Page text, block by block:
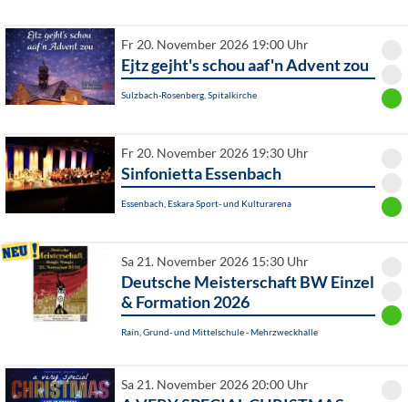
Fr 20. November 2026 19:00 Uhr
Ejtz gejht's schou aaf'n Advent zou
Sulzbach-Rosenberg, Spitalkirche
Fr 20. November 2026 19:30 Uhr
Sinfonietta Essenbach
Essenbach, Eskara Sport- und Kulturarena
Sa 21. November 2026 15:30 Uhr
Deutsche Meisterschaft BW Einzel
& Formation 2026
Rain, Grund- und Mittelschule - Mehrzweckhalle
Sa 21. November 2026 20:00 Uhr